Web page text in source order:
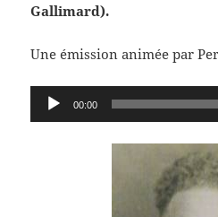
Gallimard).
Une émission animée par
Lecteur 00:00